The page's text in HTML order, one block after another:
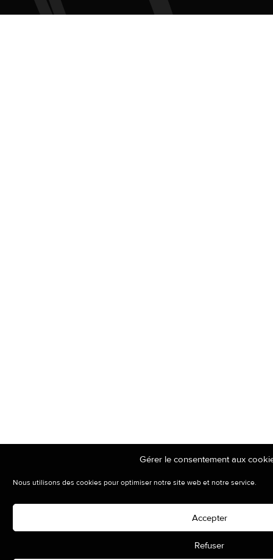
Gérer le consentement aux
Nous utilisons des cookies pour optimiser notre site web et notre service.
Accepter
Refuser